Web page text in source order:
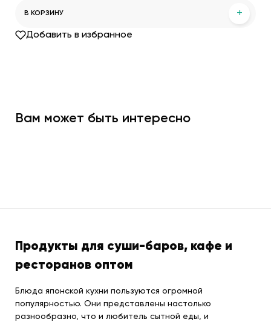
В КОРЗИНУ +
Добавить в избранное
Вам может быть интересно
Продукты для суши-баров, кафе и
ресторанов оптом
Блюда японской кухни пользуются огромной
популярностью. Они представлены настолько
разнообразно, что и любитель сытной еды, и